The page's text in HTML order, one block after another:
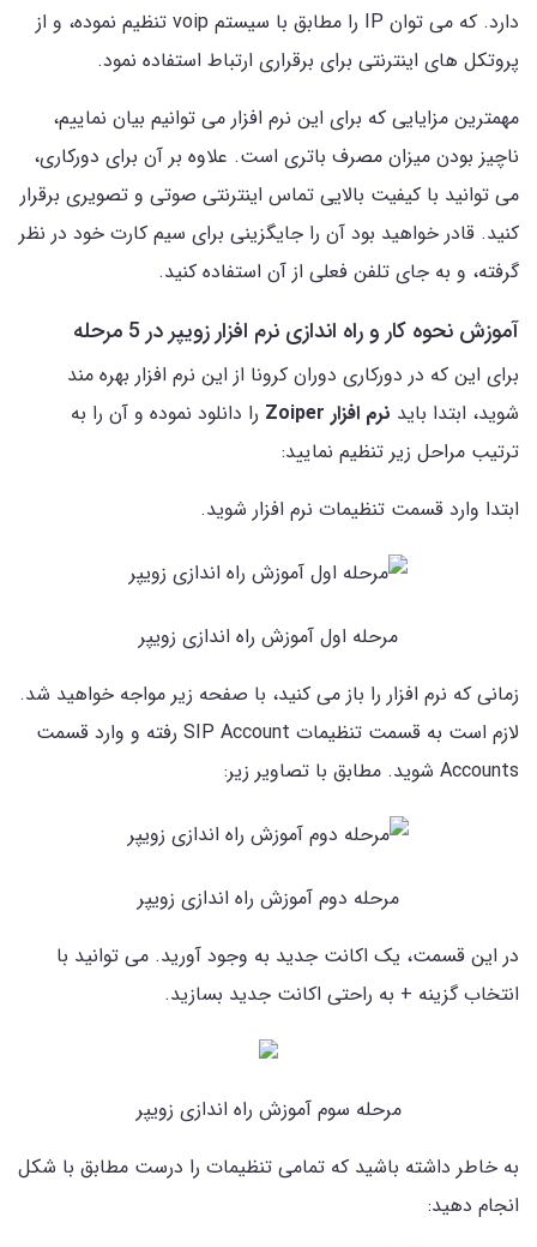
دارد. که می توان IP را مطابق با سیستم voip تنظیم نموده، و از
پروتکل های اینترنتی برای برقراری ارتباط استفاده نمود.
مهمترین مزایایی که برای این نرم افزار می توانیم بیان نماییم،
ناچیز بودن میزان مصرف باتری است. علاوه بر آن برای دورکاری،
می توانید با کیفیت بالایی تماس اینترنتی صوتی و تصویری برقرار
کنید. قادر خواهید بود آن را جایگزینی برای سیم کارت خود در نظر
گرفته، و به جای تلفن فعلی از آن استفاده کنید.
آموزش نحوه کار و راه اندازی نرم افزار زویپر در 5 مرحله
برای این که در دورکاری دوران کرونا از این نرم افزار بهره مند
شوید، ابتدا باید نرم افزار Zoiper
را دانلود نموده و آن را به
ترتیب مراحل زیر تنظیم نمایید:
ابتدا وارد قسمت تنظیمات نرم افزار شوید.
مرحله اول آموزش راه اندازی زویپر
زمانی که نرم افزار را باز می کنید، با صفحه زیر مواجه خواهید شد.
لازم است به قسمت تنظیمات SIP Account رفته و وارد قسمت
Accounts شوید. مطابق با تصاویر زیر:
مرحله دوم آموزش راه اندازی زویپر
در این قسمت، یک اکانت جدید به وجود آورید. می توانید با
انتخاب گزینه + به راحتی اکانت جدید بسازید.
مرحله سوم آموزش راه اندازی زویپر
به خاطر داشته باشید که تمامی تنظیمات را درست مطابق با شکل
انجام دهید: